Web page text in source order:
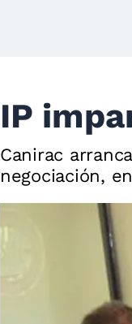
IP
Canirac
negociación,